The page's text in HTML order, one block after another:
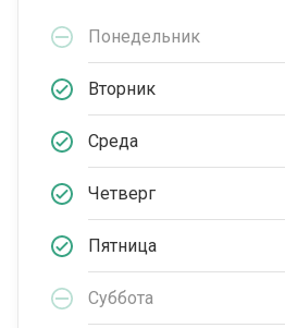
Понедельник
Вторник
Среда
Четверг
Пятница
Суббота